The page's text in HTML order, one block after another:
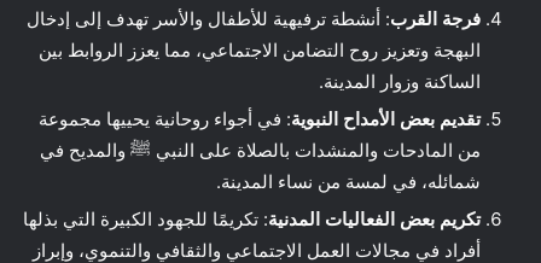
فرجة القرب: أنشطة ترفيهية للأطفال والأسر تهدف إلى إدخال
البهجة وتعزيز روح التضامن الاجتماعي، مما يعزز الروابط بين
الساكنة وزوار المدينة.
تقديم بعض الأمداح النبوية: في أجواء روحانية يحييها مجموعة
من المادحات والمنشدات بالصلاة على النبي ﷺ والمديح في
شمائله، في لمسة من نساء المدينة.
تكريم بعض الفعاليات المدنية: تكريمًا للجهود الكبيرة التي بذلها
أفراد في مجالات العمل الاجتماعي والثقافي والتنموي، وإبراز